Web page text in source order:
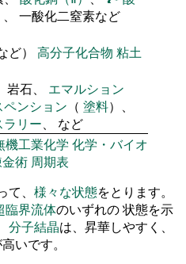
、 一酸化二窒素など
ど） 高分子化合物 粘土
岩石、 エマルション
ペンション （ 塗料）、
ラリー、 など
機工業化学 化学・バイオ
術 周期表
て、 様々な状態をとります。
臨界流体のいずれの 状態を示
分子結晶は、昇華しやすく、
いです。